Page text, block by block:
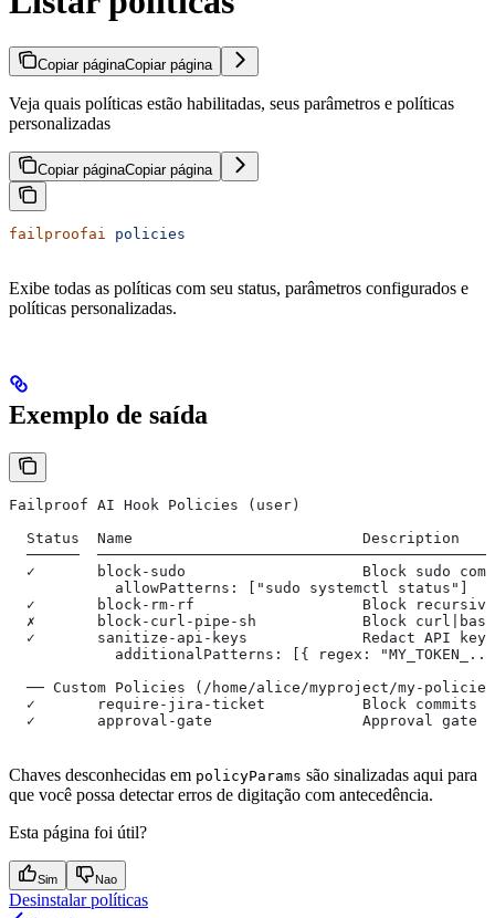
Copiar páginaCopiar página
Veja quais políticas estão habilitadas, seus parâmetros e políticas
personalizadas
Copiar páginaCopiar página
failproofai policies
Exibe todas as políticas com seu status, parâmetros configurados e
políticas personalizadas.
Exemplo de saída
Failproof AI Hook Policies (user)
  Status  Name                          Description
──────
✓       block-sudo                    Block sudo
            allowPatterns: ["sudo systemctl status"]
✓       block-rm-rf                   Block
✗       block-curl-pipe-sh            Block
✓       sanitize-api-keys             Redact API
additionalPatterns: [{ regex:
── Custom Policies (/home/alice/myproject/my-
✓       require-jira-ticket           Block commits
✓       approval-gate                 Approval gate
Chaves desconhecidas em policyParams são sinalizadas aqui para
que você possa detectar erros de digitação com antecedência.
Esta página foi útil?
Sim Nao
Desinstalar políticas